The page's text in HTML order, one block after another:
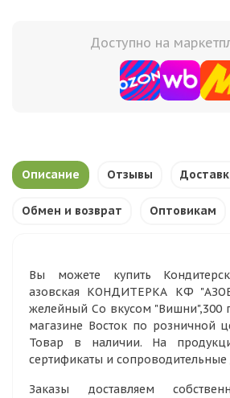
Доступно на
Описание Отзывы
Обмен и возврат Оптовикам
Вы можете купить
азовская КОНДИТЕРКА КФ
желейный Со вкусом "Вишни",300
магазине Восток по розничной
Товар в наличии. На
сертификаты и
Заказы доставляем